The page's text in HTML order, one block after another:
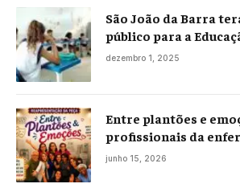
São João da Barra
público para a
projeto já está na
dezembro 1, 2025
Entre plantões e
profissionais da
histórias reais ao
junho 15, 2026